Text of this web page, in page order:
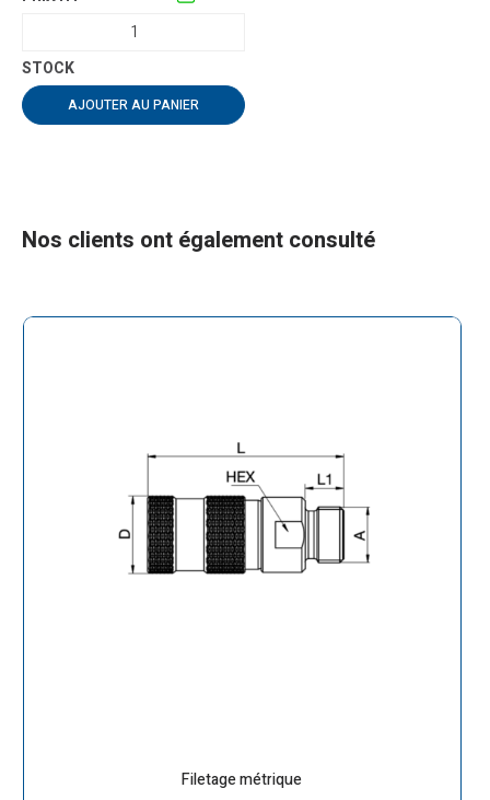
AJOUTER AU PANIER
Nos clients ont également consulté
Filetage métrique